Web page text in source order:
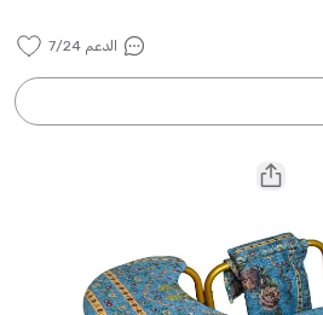
الدعم 7/24